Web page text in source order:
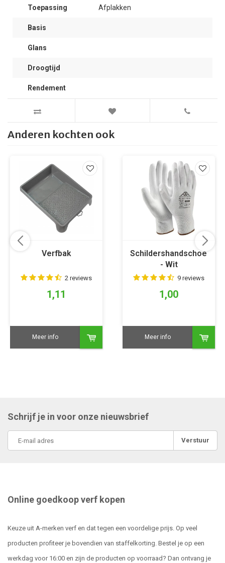
Toepassing Afplakken
Basis
Glans
Droogtijd
Rendement
Anderen kochten ook
Verfbak
2 reviews
1,11
Meer info
Schildershandschoen
- Wit
9 reviews
1,00
Meer info
Schrijf je in voor onze nieuwsbrief
Verstuur
Online goedkoop verf kopen
Keuze uit A-merken verf en dat tegen een voordelige prijs. Op veel
producten profiteer je bovendien van staffelkorting. Bestel je op een
werkdag voor 16:00 en zijn de producten op voorraad? Dan ontvang je